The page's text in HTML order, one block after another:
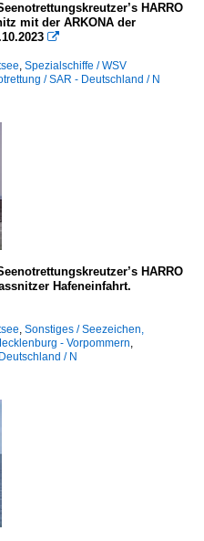
HARRO
mit der ARKONA der

, Spezialschiffe / WSV
/ SAR - Deutschland / N
HARRO
Hafeneinfahrt.
, Sonstiges / Seezeichen,
- Vorpommern,
/ N